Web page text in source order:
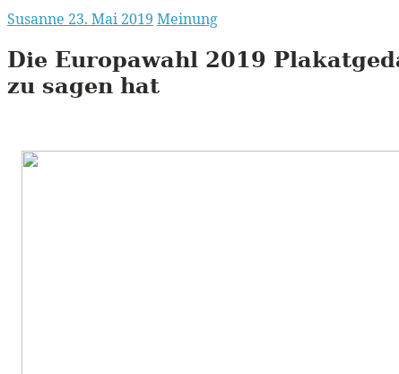
Susanne 23. Mai 2019 Meinung
Die Europawahl 2019
zu sagen hat